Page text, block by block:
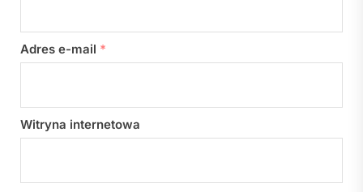
Adres e-mail *
Witryna internetowa